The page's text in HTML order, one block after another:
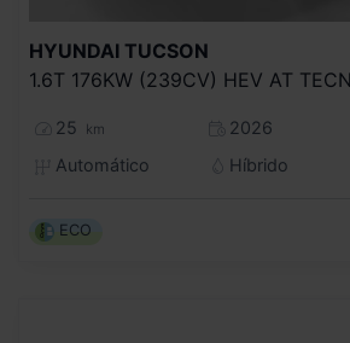
HYUNDAI TUCSON
1.6T 176KW (239CV) HEV AT
25 km
2026
Automático
Híbrido
ECO